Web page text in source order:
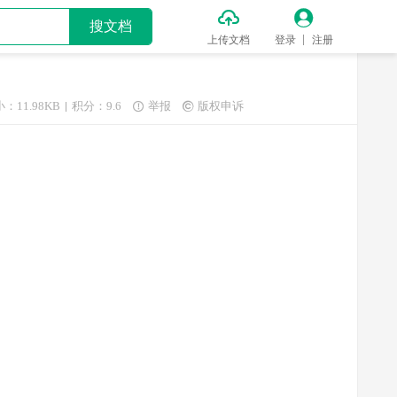
搜文档 
上传文档

登录 注册
：11.98KB 积分：9.6  举报  版权申诉